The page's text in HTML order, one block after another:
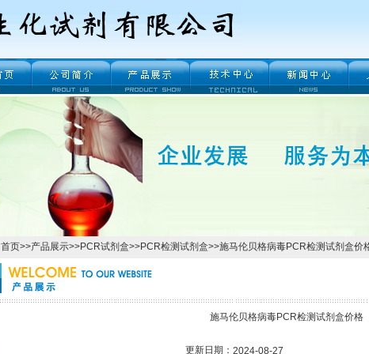
首页>>产品展示>>PCR试剂盒>>PCR检测试剂盒>>施马伦贝格病毒PCR检测试剂盒价
施马伦贝格病毒PCR检测试剂盒价格
更新日期： 2024-08-27